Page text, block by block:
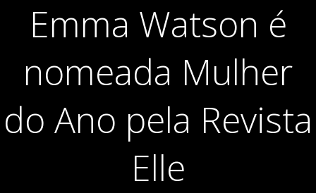
Emma Watson é
nomeada Mulher
do Ano pela Revista
Elle